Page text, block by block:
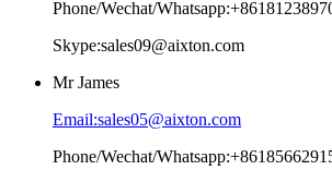
Phone/Wechat/
Skype:sales09@aixton.com
Mr James
Email:sales05@aixton.com
Phone/Wechat/